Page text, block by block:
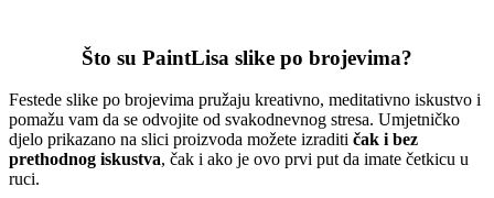
Što su PaintLisa slike po brojevima?
Festede slike po brojevima pružaju kreativno, meditativno iskustvo i
pomažu vam da se odvojite od svakodnevnog stresa. Umjetničko
djelo prikazano na slici proizvoda možete izraditi čak i bez
prethodnog iskustva, čak i ako je ovo prvi put da imate četkicu u
ruci.